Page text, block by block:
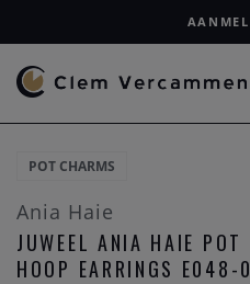
POT CHARMS
Ania Haie
JUWEEL ANIA HAIE
HOOP EARRINGS E048-